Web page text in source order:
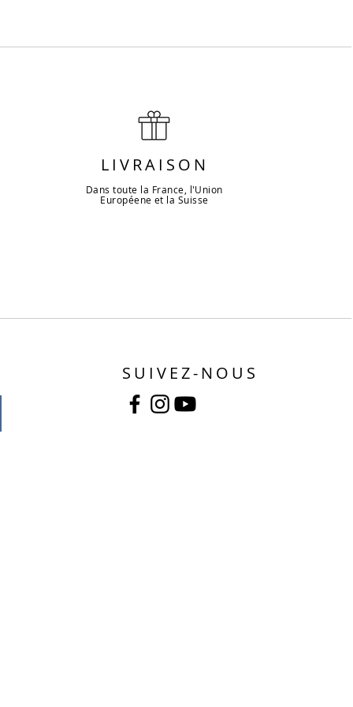
LIVRAISON
Dans toute la France, l'Union
Européene et la Suisse
SUIVEZ-NOUS